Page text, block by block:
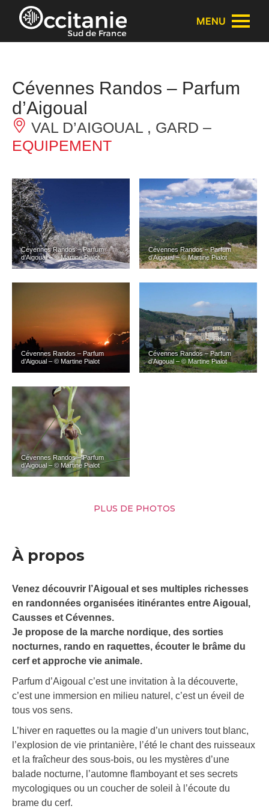
Panneau de gestion des cookies
MENU
Cévennes Randos – Parfum
d’Aigoual
VAL D’AIGOUAL , GARD –
EQUIPEMENT
Cévennes Randos – Parfum
d’Aigoual – © Martine Pialot
Cévennes Randos – Parfum
d’Aigoual – © Martine Pialot
Cévennes Randos – Parfum
d’Aigoual – © Martine Pialot
Cévennes Randos – Parfum
d’Aigoual – © Martine Pialot
Cévennes Randos – Parfum
d’Aigoual – © Martine Pialot
PLUS DE PHOTOS
À propos
Venez découvrir l’Aigoual et ses multiples richesses
en randonnées organisées itinérantes entre Aigoual,
Causses et Cévennes.
Je propose de la marche nordique, des sorties
nocturnes, rando en raquettes, écouter le brâme du
cerf et approche vie animale.
Parfum d’Aigoual c’est une invitation à la découverte,
c’est une immersion en milieu naturel, c’est un éveil de
tous vos sens.
L’hiver en raquettes ou la magie d’un univers tout blanc,
l’explosion de vie printanière, l’été le chant des ruisseaux
et la fraîcheur des sous-bois, ou les mystères d’une
balade nocturne, l’automne flamboyant et ses secrets
mycologiques ou un coucher de soleil à l’écoute du
brame du cerf.